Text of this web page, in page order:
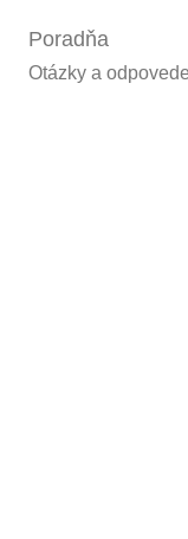
Poradňa
Otázky a odpovede